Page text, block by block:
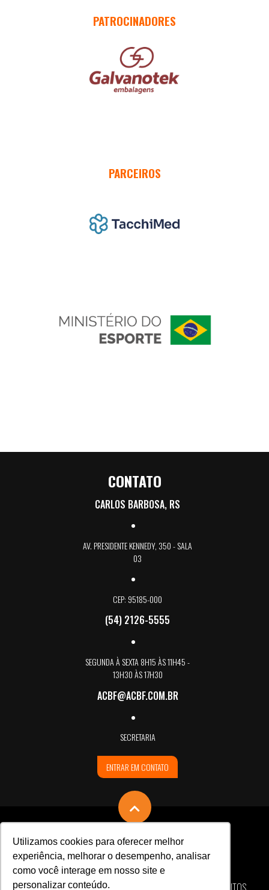
Utilizamos cookies para oferecer melhor
experiência, melhorar o desempenho, analisar
como você interage em nosso site e
personalizar conteúdo.
PATROCINADORES
PARCEIROS
CONTATO
CARLOS BARBOSA, RS
AV. PRESIDENTE KENNEDY, 350 - SALA
03
CEP: 95185-000
(54) 2126-5555
SEGUNDA À SEXTA 8H15 ÀS 11H45 -
13H30 ÀS 17H30
ACBF@ACBF.COM.BR
SECRETARIA
ENTRAR EM CONTATO